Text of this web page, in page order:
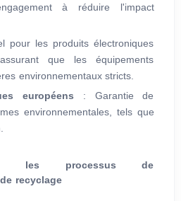
à réduire l'impact
pour les produits électroniques
que les équipements
environnementaux stricts.
européens : Garantie de
environnementales, tels que
les processus de
recyclage